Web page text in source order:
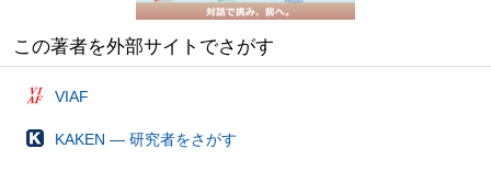
この著者を外部サイトでさがす
VIAF
KAKEN — 研究者をさがす